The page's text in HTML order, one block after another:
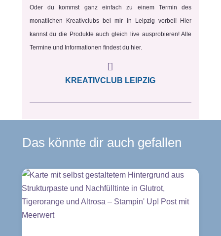
Oder du kommst ganz einfach zu einem Termin des
monatlichen Kreativclubs bei mir in Leipzig vorbei! Hier
kannst du die Produkte auch gleich live ausprobieren! Alle
Termine und Informationen findest du hier.

KREATIVCLUB LEIPZIG
Das könnte dir auch gefallen